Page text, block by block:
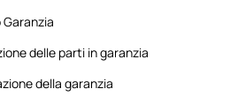
delle parti in garanzia
della garanzia